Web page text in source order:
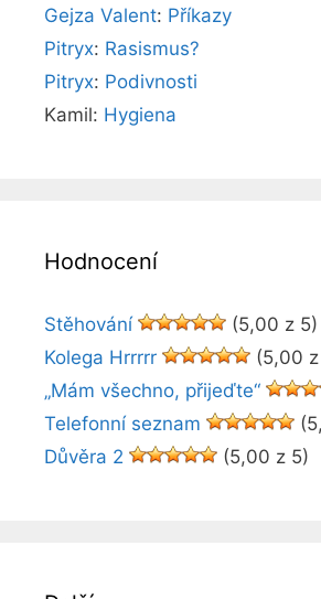
Gejza Valent: Příkazy
Pitryx: Rasismus?
Pitryx: Podivnosti
Kamil: Hygiena
Hodnocení
Stěhování
(5,00 z 5)
Kolega Hrrrrr
(5,00
„Mám všechno, přijeďte“
Telefonní seznam
Důvěra 2
(5,00 z 5)